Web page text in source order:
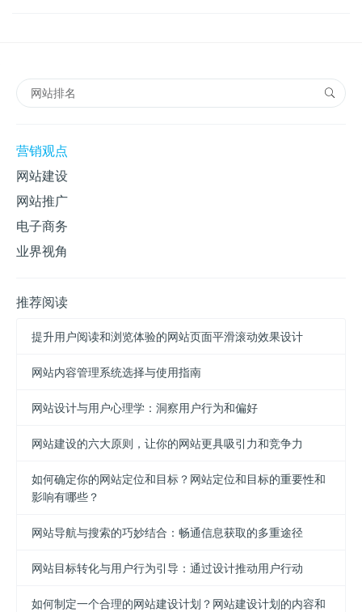
营销观点
网站建设
网站推广
电子商务
业界视角
推荐阅读
提升用户阅读和浏览体验的网站页面平滑滚动效果设计
网站内容管理系统选择与使用指南
网站设计与用户心理学：洞察用户行为和偏好
网站建设的六大原则，让你的网站更具吸引力和竞争力
如何确定你的网站定位和目标？网站定位和目标的重要性和
影响有哪些？
网站导航与搜索的巧妙结合：畅通信息获取的多重途径
网站目标转化与用户行为引导：通过设计推动用户行动
如何制定一个合理的网站建设计划？网站建设计划的内容和